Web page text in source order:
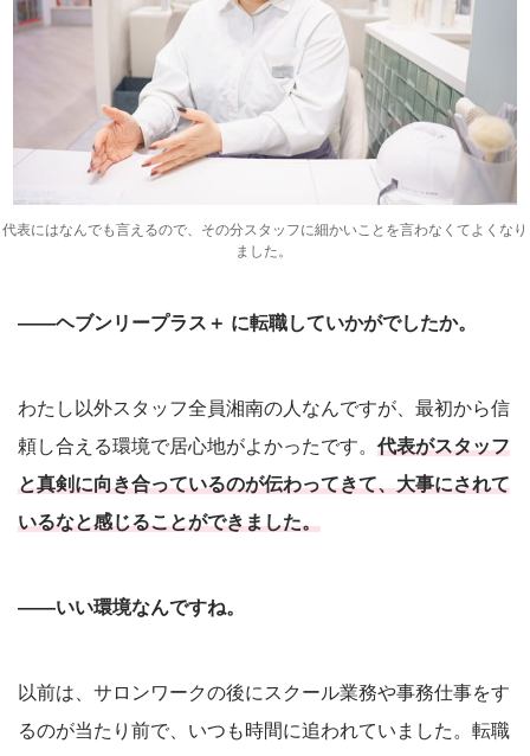
代表にはなんでも言えるので、その分スタッフに細かいことを言わなくてよくなり
ました。
――ヘブンリープラス＋ に転職していかがでしたか。
わたし以外スタッフ全員湘南の人なんですが、最初から信
頼し合える環境で居心地がよかったです。 代表がスタッフ
と真剣に向き合っているのが伝わってきて、大事にされて
いるなと感じることができました。
――いい環境なんですね。
以前は、サロンワークの後にスクール業務や事務仕事をす
るのが当たり前で、いつも時間に追われていました。転職